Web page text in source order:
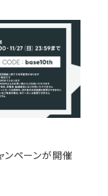
ンペーンが開催